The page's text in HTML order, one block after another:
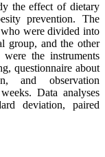
the effect of dietary
prevention. The
who were divided into
group, and the other
the instruments
questionnaire about
and observation
Data analyses
deviation, paired